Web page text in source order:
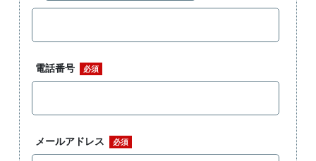
電話番号 必須
メールアドレス 必須